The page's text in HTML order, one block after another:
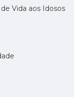
Vida aos Idosos